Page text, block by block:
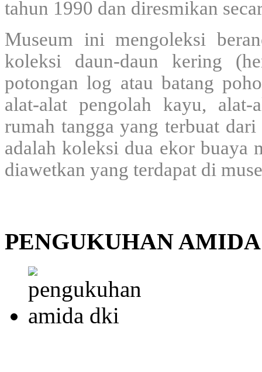
tahun 1990 dan diresmikan
Museum ini mengoleksi
koleksi daun-daun kering
potongan log atau batang
alat-alat pengolah kayu,
rumah tangga yang terbuat
adalah koleksi dua ekor buaya
diawetkan yang terdapat di
PENGUKUHAN